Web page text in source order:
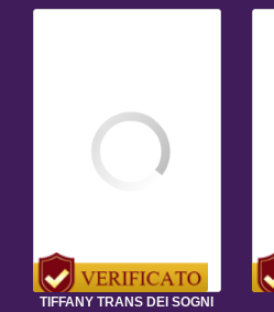
TIFFANY TRANS DEI SOGNI